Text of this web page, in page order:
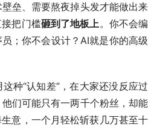
垒、需要熬夜掉头发才能做出来
把门槛砸到了地板上。你不会编
；你不会设计？AI就是你的高级
种“认知差”，在大家还没反应过
他们可能只有一两千个粉丝，却能
意，一个月轻松斩获几万甚至十